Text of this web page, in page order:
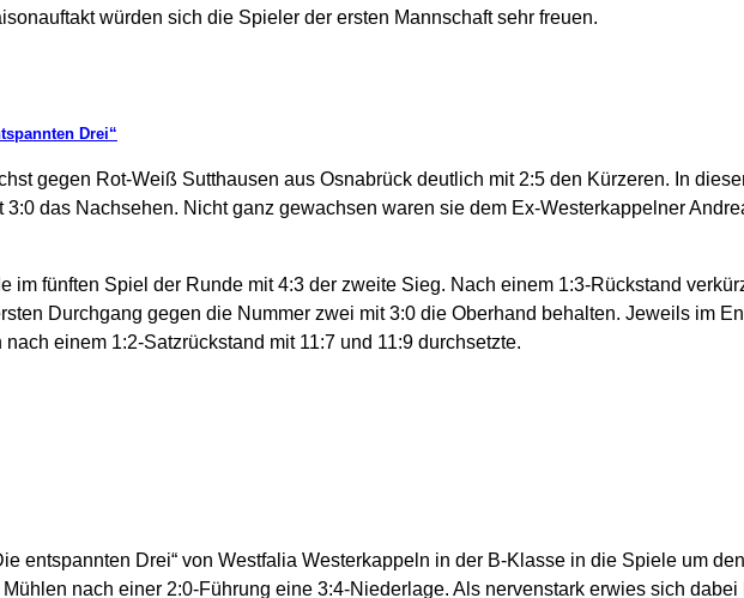
würden sich die Spieler der ersten Mannschaft sehr freuen.
Drei“
gegen Rot-Weiß Sutthausen aus Osnabrück deutlich mit 2:5 den Kürzeren. In
das Nachsehen. Nicht ganz gewachsen waren sie dem Ex-Westerkappelner
im fünften Spiel der Runde mit 4:3 der zweite Sieg. Nach einem 1:3-Rückstand
Durchgang gegen die Nummer zwei mit 3:0 die Oberhand behalten. Jeweils im
einem 1:2-Satzrückstand mit 11:7 und 11:9 durchsetzte.
entspannten Drei“ von Westfalia Westerkappeln in der B-Klasse in die Spiele um
nach einer 2:0-Führung eine 3:4-Niederlage. Als nervenstark erwies sich